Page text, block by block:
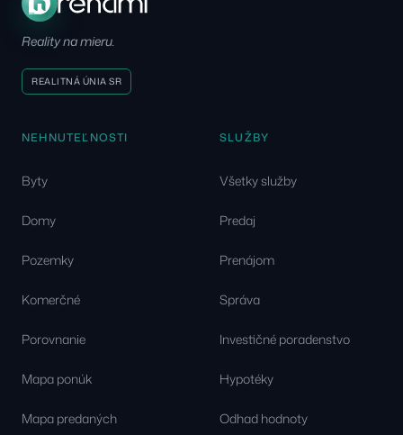
Reality na mieru.
REALITNÁ ÚNIA SR
NEHNUTEĽNOSTI
Byty
Domy
Pozemky
Komerčné
Porovnanie
Mapa ponúk
Mapa predaných
SLUŽBY
Všetky služby
Predaj
Prenájom
Správa
Investičné poradenstvo
Hypotéky
Odhad hodnoty